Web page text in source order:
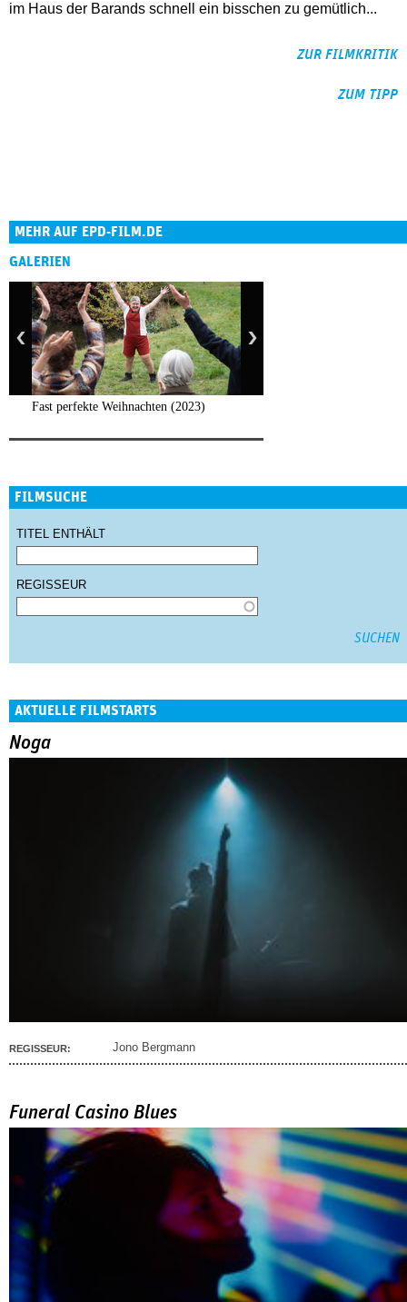
im Haus der Barands schnell ein bisschen zu gemütlich...
ZUR FILMKRITIK
ZUM TIPP
MEHR AUF EPD-FILM.DE
GALERIEN
Fast perfekte Weihnachten (2023)
FILMSUCHE
TITEL ENTHÄLT
REGISSEUR
AKTUELLE FILMSTARTS
Noga
REGISSEUR: Jono Bergmann
Funeral Casino Blues